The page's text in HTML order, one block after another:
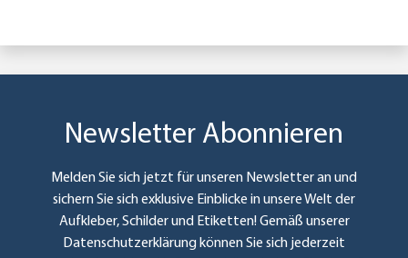
Newsletter Abonnieren
Melden Sie sich jetzt für unseren Newsletter an und
sichern Sie sich exklusive Einblicke in unsere Welt der
Aufkleber, Schilder und Etiketten! Gemäß unserer
Datenschutzerklärung können Sie sich jederzeit